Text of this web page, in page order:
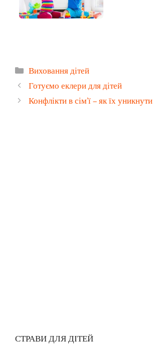
Категорії
Виховання дітей
Готуємо еклери для дітей
Конфлікти в сім’ї – як їх уникнути
СТРАВИ ДЛЯ ДІТЕЙ